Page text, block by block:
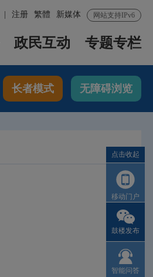
网站支持IPv6
新媒体
繁體
注册
政民互动 专题专栏
长者模式 无障碍浏览
点击收起
移动门户
鼓楼发布
智能问答